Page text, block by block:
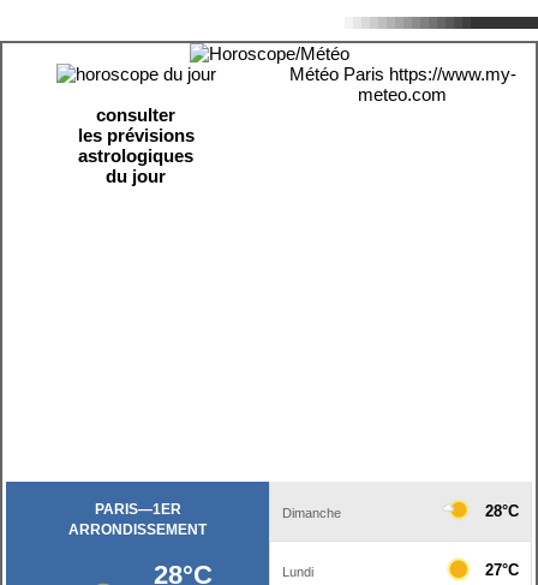
consulter
les prévisions
astrologiques
du jour
Météo Paris https://www.my-
meteo.com